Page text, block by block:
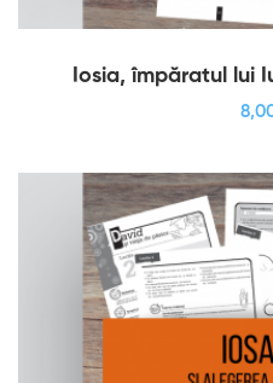
Iosia, împăratul lui
8